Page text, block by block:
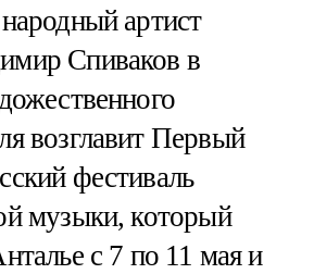
артист
Спиваков в
возглавит Первый
фестиваль
музыки, который
с 7 по 11 мая и